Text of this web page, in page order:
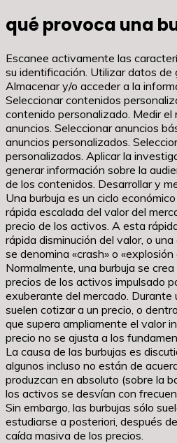
qué provoca una
Escanee activamente las
su identificación. Utilizar datos de
Almacenar y/o acceder a la
Seleccionar contenidos
contenido personalizado. Medir el
anuncios. Seleccionar anuncios
anuncios personalizados.
personalizados. Aplicar la
generar información sobre la
de los contenidos. Desarrollar y
Una burbuja es un ciclo
rápida escalada del valor del
precio de los activos. A esta
rápida disminución del valor, o
se denomina «crash» o «explosión
Normalmente, una burbuja se
precios de los activos impulsado
exuberante del mercado. Durante
suelen cotizar a un precio, o
que supera ampliamente el valor
precio no se ajusta a los
La causa de las burbujas es
algunos incluso no están de
produzcan en absoluto (sobre la
los activos se desvían con
Sin embargo, las burbujas sólo
estudiarse a posteriori, después
caída masiva de los precios.